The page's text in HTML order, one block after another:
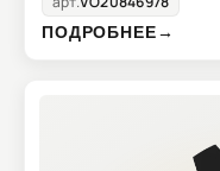
ПОДРОБНЕЕ→